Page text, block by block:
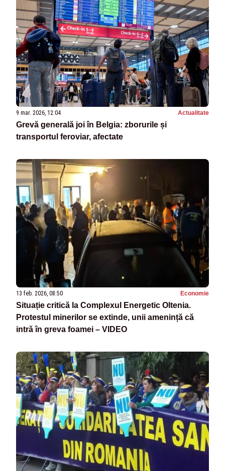
9 mar. 2026, 12:04 Actualitate
Grevă generală joi în Belgia: zborurile și
transportul feroviar, afectate
13 feb. 2026, 08:50 Economie
Situație critică la Complexul Energetic Oltenia.
Protestul minerilor se extinde, unii amenință că
intră în greva foamei – VIDEO